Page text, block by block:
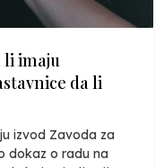
li imaju
da li
izvod Zavoda za
dokaz o radu na